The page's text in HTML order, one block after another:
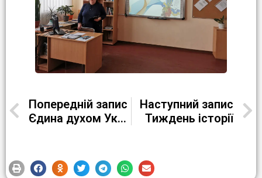
Попередній запис
Єдина духом Україна
Наступний запис
Тиждень історії